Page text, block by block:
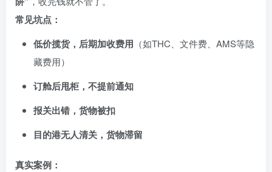
常见坑点：
低价揽货，后期加收费用 （如THC、文件费、AMS等隐
藏费用）
订舱后甩柜，不提前通知
报关出错，货物被扣
目的港无人清关，货物滞留
真实案例：